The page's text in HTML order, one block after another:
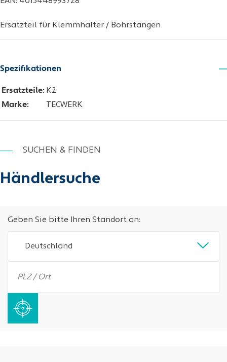
Ersatzteil für Klemmhalter / Bohrstangen
Spezifikationen
Ersatzteile: K2
Marke:
TECWERK
SUCHEN & FINDEN
Händlersuche
Geben Sie bitte Ihren Standort an:
Deutschland